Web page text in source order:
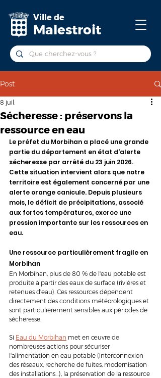
Ville de
Malestroit
Post
Sécheresse : préservons la
ressource en eau
8 juil.
Le préfet du Morbihan a placé une grande
partie du département en état d'alerte
sécheresse par arrêté du 23 juin 2026.
Cette situation intervient alors que notre
territoire est également concerné par une
alerte orange canicule. Depuis plusieurs
mois, le déficit de précipitations, associé
aux fortes températures, exerce une
pression importante sur les ressources en
eau.
Une ressource particulièrement fragile en
Morbihan
En Morbihan, plus de 80 % de l'eau potable est
produite à partir des eaux de surface (rivières et
retenues d'eau). Ces ressources dépendent
directement des conditions météorologiques et
sont particulièrement sensibles aux périodes de
sécheresse.
Si Eau du Morbihan met en œuvre de
nombreuses actions pour sécuriser
l'alimentation en eau potable (interconnexion
des réseaux, recherche de fuites, modernisation
des installations…), la préservation de la ressource